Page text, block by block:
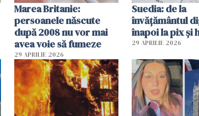
Marea Britanie:
persoanele născute
după 2008 nu vor mai
avea voie să fumeze
29 APRILIE 2026
Suedia: de la
învățământul
înapoi la pix și
29 APRILIE 2026